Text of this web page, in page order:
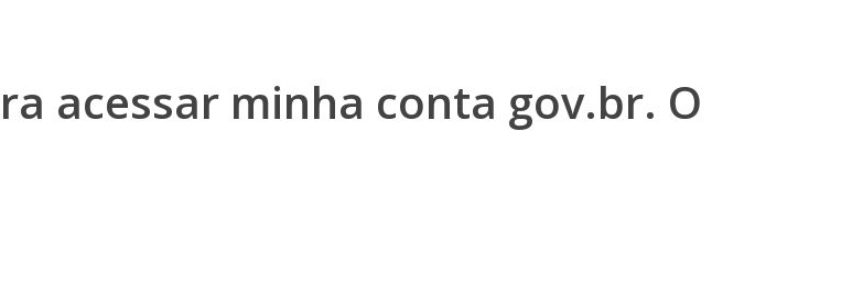
acessar minha conta gov.br. O